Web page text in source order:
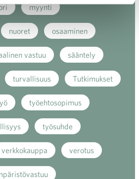
myynti
nuoret osaaminen
vastuu sääntely
turvallisuus Tutkimukset
työehtosopimus
työsuhde
verkkokauppa verotus